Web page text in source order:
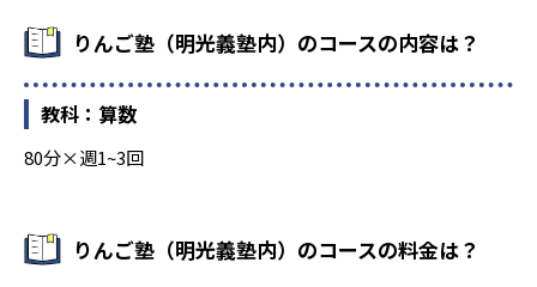
りんご塾（明光義塾内）のコースの内容は？
教科：算数
80分×週1~3回
りんご塾（明光義塾内）のコースの料金は？